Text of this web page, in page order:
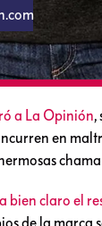
a La Opinión,
en
bien claro el
de la marca